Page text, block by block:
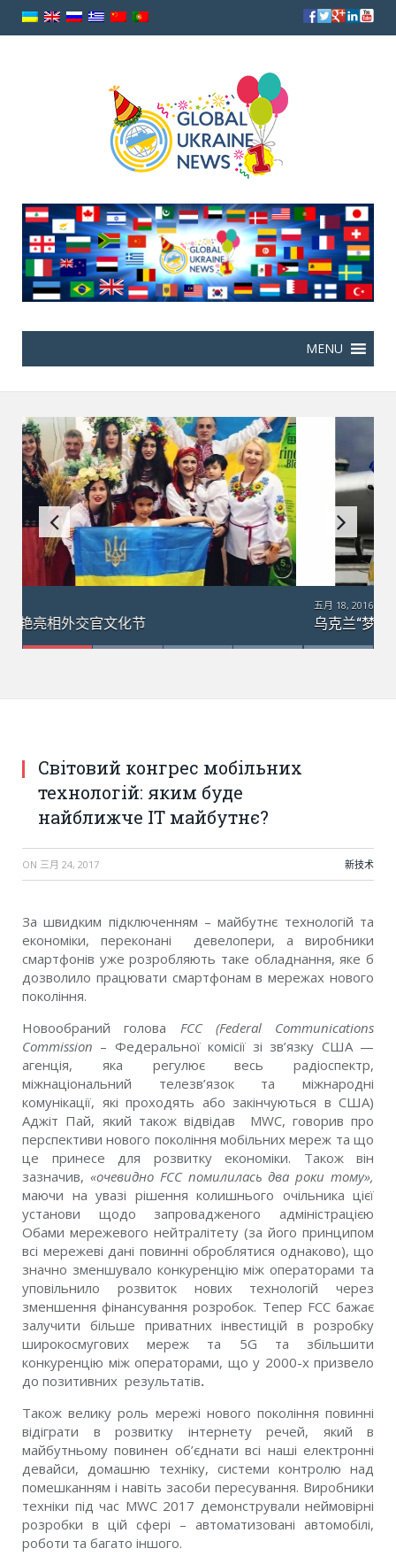
乌克兰“梦幻”运输机在澳大利亚：引数千群众围观
Світовий конгрес мобільних
технологій: яким буде
найближче ІТ майбутнє?
ON 三月 24, 2017 新技术
За швидким підключенням – майбутнє технологій та
економіки, переконані девелопери, а виробники
смартфонів уже розробляють таке обладнання, яке б
дозволило працювати смартфонам в мережах нового
покоління.
Новообраний голова FCC (Federal Communications
Commission – Федеральної комісії зі зв’язку США —
агенція, яка регулює весь радіоспектр,
міжнаціональний телезв’язок та міжнародні
комунікації, які проходять або закінчуються в США)
Аджіт Пай, який також відвідав MWC, говорив про
перспективи нового покоління мобільних мереж та що
це принесе для розвитку економіки. Також він
зазначив, «очевидно FCC помилилась два роки тому»,
маючи на увазі рішення колишнього очільника цієї
установи щодо запровадженого адміністрацією
Обами мережевого нейтралітету (за його принципом
всі мережеві дані повинні оброблятися однаково), що
значно зменшувало конкуренцію між операторами та
уповільнило розвиток нових технологій через
зменшення фінансування розробок. Тепер FCC бажає
залучити більше приватних інвестицій в розробку
широкосмугових мереж та 5G та збільшити
конкуренцію між операторами, що у 2000-х призвело
до позитивних результатів.
Також велику роль мережі нового покоління повинні
відіграти в розвитку інтернету речей, який в
майбутньому повинен об’єднати всі наші електронні
девайси, домашню техніку, системи контролю над
помешканням і навіть засоби пересування. Виробники
техніки під час MWC 2017 демонстрували неймовірні
розробки в цій сфері – автоматизовані автомобілі,
роботи та багато іншого.